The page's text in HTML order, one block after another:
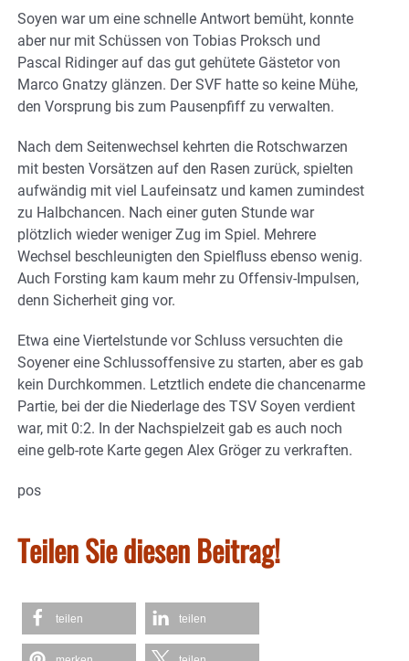
Soyen war um eine schnelle Antwort bemüht, konnte
aber nur mit Schüssen von Tobias Proksch und
Pascal Ridinger auf das gut gehütete Gästetor von
Marco Gnatzy glänzen. Der SVF hatte so keine Mühe,
den Vorsprung bis zum Pausenpfiff zu verwalten.
Nach dem Seitenwechsel kehrten die Rotschwarzen
mit besten Vorsätzen auf den Rasen zurück, spielten
aufwändig mit viel Laufeinsatz und kamen zumindest
zu Halbchancen. Nach einer guten Stunde war
plötzlich wieder weniger Zug im Spiel. Mehrere
Wechsel beschleunigten den Spielfluss ebenso wenig.
Auch Forsting kam kaum mehr zu Offensiv-Impulsen,
denn Sicherheit ging vor.
Etwa eine Viertelstunde vor Schluss versuchten die
Soyener eine Schlussoffensive zu starten, aber es gab
kein Durchkommen. Letztlich endete die chancenarme
Partie, bei der die Niederlage des TSV Soyen verdient
war, mit 0:2. In der Nachspielzeit gab es auch noch
eine gelb-rote Karte gegen Alex Gröger zu verkraften.
pos
Teilen Sie diesen Beitrag!
teilen teilen